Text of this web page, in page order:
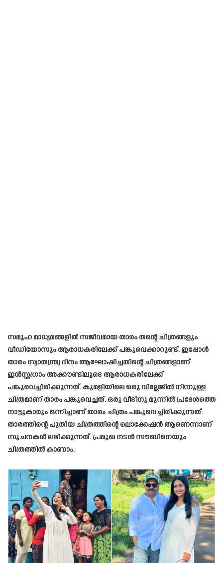
സമൂഹ മാധ്യമങ്ങളിൽ സജീവമായ താരം തന്റെ ചിത്രങ്ങളും
വീഡിയോസും ആരാധകരിലേക്ക് പങ്കുവെക്കാറുണ്ട്. ഇപ്പോൾ
താരം സ്വാതന്ത്ര്യ ദിനം ആഘോഷിച്ചതിന്റെ ചിത്രങ്ങളാണ്
ഇൻസ്റ്റഗ്രാം അക്കൗണ്ടിലൂടെ ആരാധകരിലേക്ക്
പങ്കുവെച്ചിരിക്കുന്നത്. കുമളിയിലെ ഒരു വില്ലേജിൽ നിന്നുള്ള
ചിത്രമാണ് താരം പങ്കുവെച്ചത്. ഒരു വീടിനു മുന്നിൽ പ്രദേശത്തെ
നാട്ടുകാരും ഒന്നിച്ചാണ് താരം ചിത്രം പങ്കുവെച്ചിരിക്കുന്നത്.
താരത്തിന്റെ പുതിയ ചിത്രത്തിന്റെ ലൊക്കേഷൻ ആണെന്നാണ്
സൂചനകൾ ലഭിക്കുന്നത്. പ്രമുഖ നടൻ സൗബിനെയും
ചിത്രത്തിൽ കാണാം.